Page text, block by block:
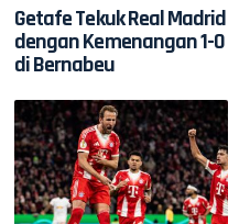
Getafe Tekuk Real Madrid
dengan Kemenangan 1-0
di Bernabeu